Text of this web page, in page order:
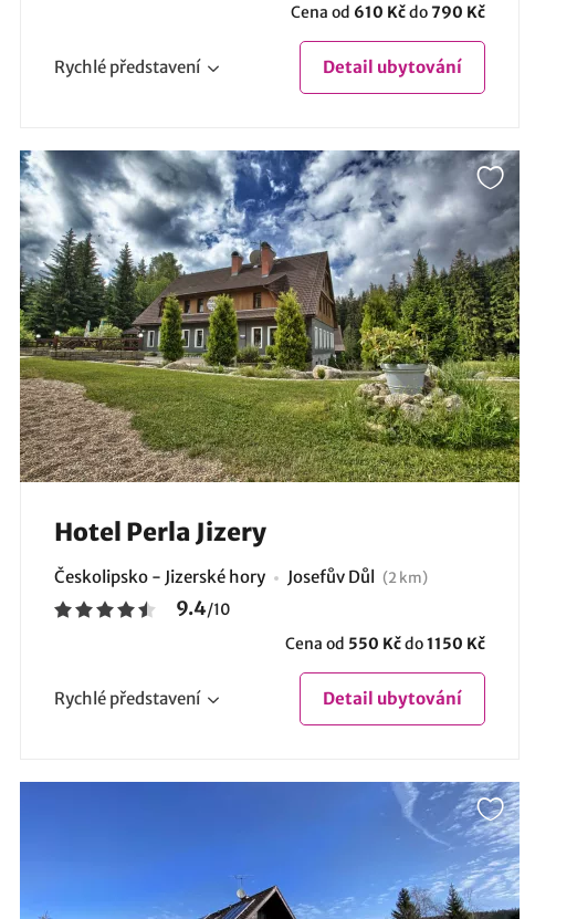
Cena od 610 Kčdo790 Kč
Rychlé představení Detail ubytování
Hotel Perla Jizery
Českolipsko - Jizerské hory Josefův Důl (2 km)
9.4/10
Cena od 550 Kčdo1150 Kč
Rychlé představení Detail ubytování